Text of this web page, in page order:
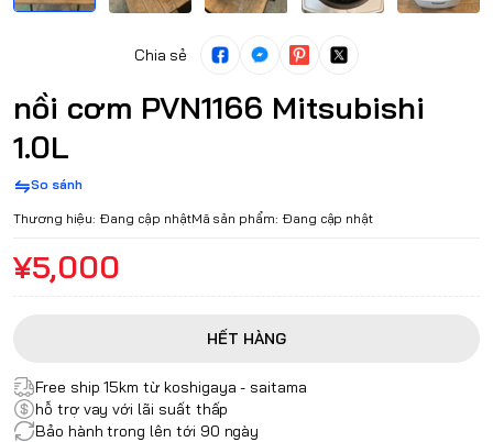
Chia sẻ
nồi cơm PVN1166 Mitsubishi
1.0L
So sánh
Thương hiệu: Đang cập nhậtMã sản phẩm: Đang cập nhật
¥5,000
HẾT HÀNG
Free ship 15km từ koshigaya - saitama
hỗ trợ vay với lãi suất thấp
Bảo hành trong lên tới 90 ngày